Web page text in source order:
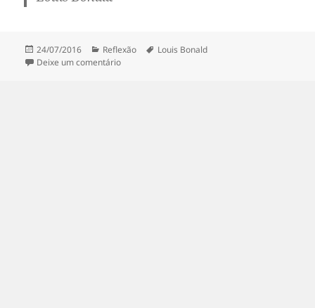
Publicado
em
24/07/2016 Categorias
Reflexão Tags
Louis Bonald
Deixe um comentárioem Quer acabar com a corrupção?